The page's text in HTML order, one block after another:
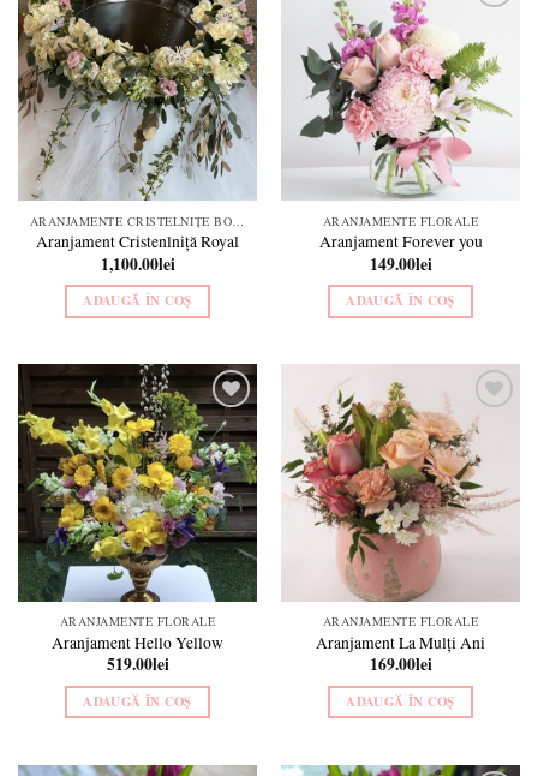
Add to
wishlist
ARANJAMENTE CRISTELNIȚE BOTEZ
Aranjament Cristenlniță Royal
1,100.00lei
ADAUGĂ ÎN COȘ
wishlist
ARANJAMENTE FLORALE
Aranjament Forever you
149.00lei
ADAUGĂ ÎN COȘ
Add to
wishlist
ARANJAMENTE FLORALE
Aranjament Hello Yellow
519.00lei
ADAUGĂ ÎN COȘ
Add to
wishlist
ARANJAMENTE FLORALE
Aranjament La Mulți Ani
169.00lei
ADAUGĂ ÎN COȘ